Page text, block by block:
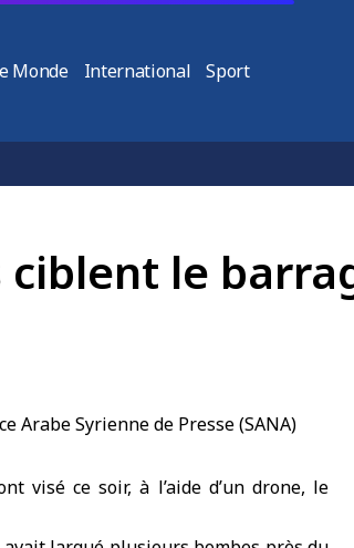
Monde International Sport
ciblent le
visé ce soir, à l’aide d’un drone, le